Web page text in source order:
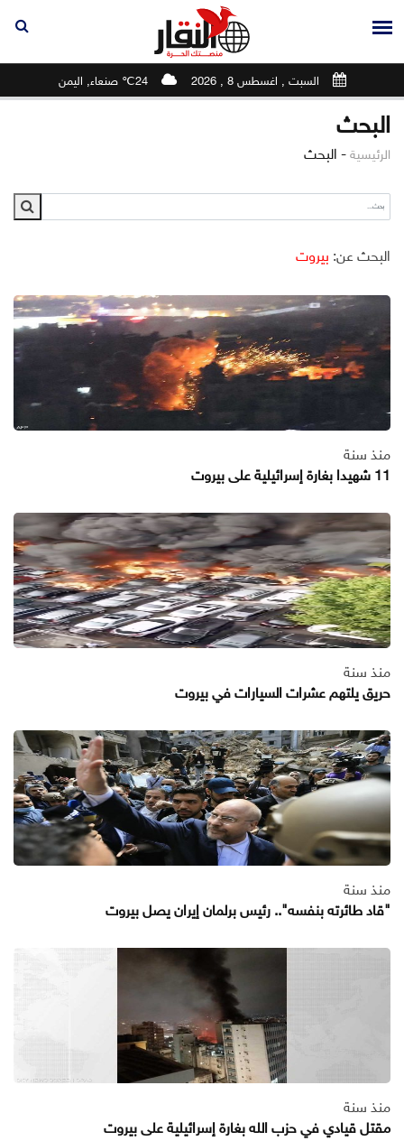
السبت , اغسطس 8 , 2026 24℃ صنعاء, اليمن
البحث
الرئيسية - البحث
البحث عن: بيروت
منذ سنة
11 شهيدا بغارة إسرائيلية على بيروت
منذ سنة
حريق يلتهم عشرات السيارات في بيروت
منذ سنة
"قاد طائرته بنفسه".. رئيس برلمان إيران يصل بيروت
منذ سنة
مقتل قيادي في حزب الله بغارة إسرائيلية على بيروت